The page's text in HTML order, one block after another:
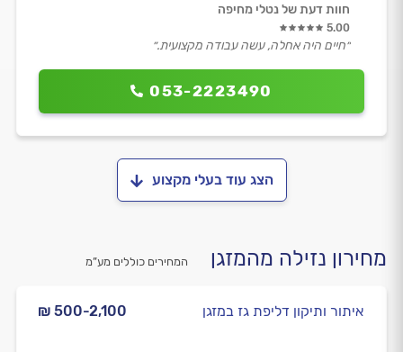
053-2223490
חוות דעת של נטלי מחיפה
5.00
״חיים היה אחלה, עשה עבודה מקצועית.״
הצג עוד בעלי מקצוע
מחירון נזילה מהמזגן המחירים כוללים מע”מ
₪ 500-2,100 איתור ותיקון דליפת גז במזגן